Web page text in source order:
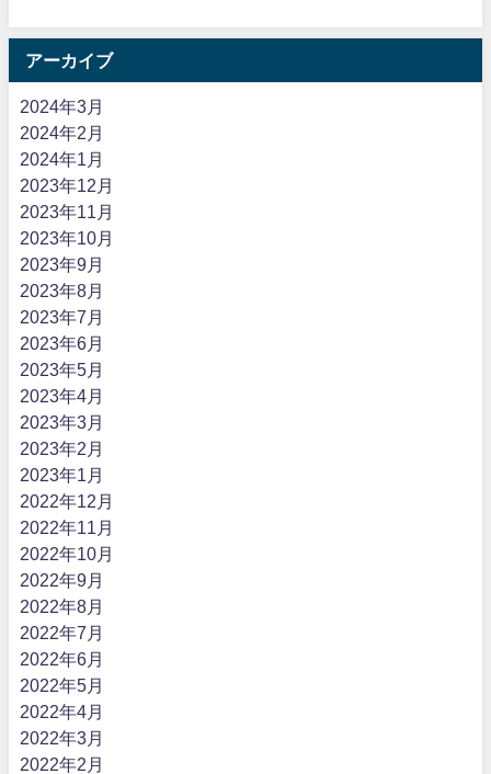
アーカイブ
2024年3月
2024年2月
2024年1月
2023年12月
2023年11月
2023年10月
2023年9月
2023年8月
2023年7月
2023年6月
2023年5月
2023年4月
2023年3月
2023年2月
2023年1月
2022年12月
2022年11月
2022年10月
2022年9月
2022年8月
2022年7月
2022年6月
2022年5月
2022年4月
2022年3月
2022年2月